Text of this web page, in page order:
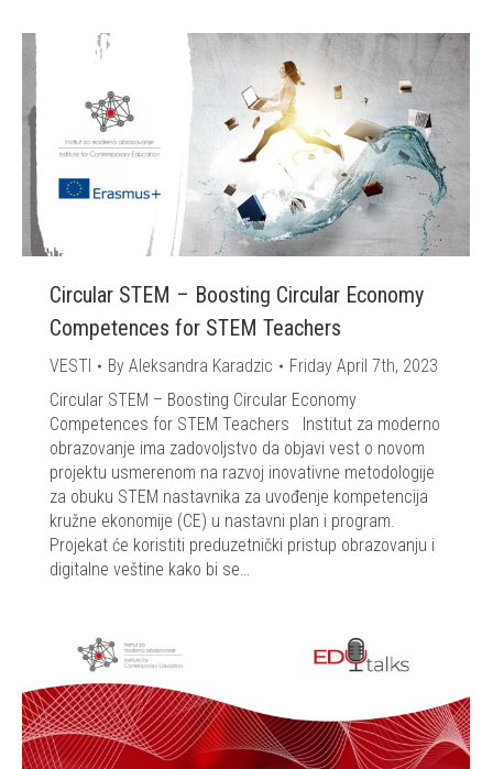
Circular STEM – Boosting Circular Economy
Competences for STEM Teachers
VESTI By Aleksandra Karadzic
Friday April 7th, 2023
Circular STEM – Boosting Circular Economy
Competences for STEM Teachers Institut za moderno
obrazovanje ima zadovoljstvo da objavi vest o novom
projektu usmerenom na razvoj inovativne metodologije
za obuku STEM nastavnika za uvođenje kompetencija
kružne ekonomije (CE) u nastavni plan i program.
Projekat će koristiti preduzetnički pristup obrazovanju i
digitalne veštine kako bi se…